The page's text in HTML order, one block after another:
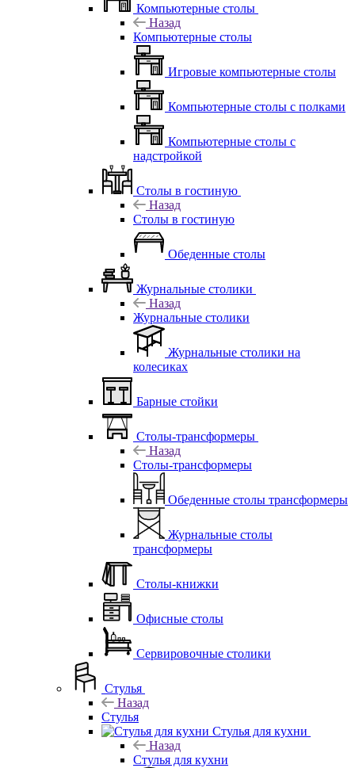
Компьютерные столы
Назад
Компьютерные столы
Игровые компьютерные столы
Компьютерные столы с полками
Компьютерные столы с
надстройкой
Столы в гостиную
Назад
Столы в гостиную
Обеденные столы
Журнальные столики
Назад
Журнальные столики
Журнальные столики на
колесиках
Барные стойки
Столы-трансформеры
Назад
Столы-трансформеры
Обеденные столы трансформеры
Журнальные столы
трансформеры
Столы-книжки
Офисные столы
Сервировочные столики
Стулья
Назад
Стулья
Стулья для кухни
Назад
Стулья для кухни